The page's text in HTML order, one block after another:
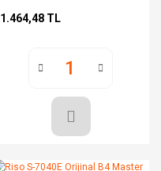
1.464,48 TL